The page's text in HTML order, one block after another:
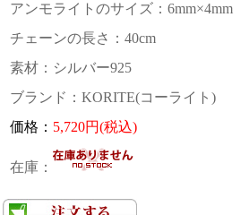
アンモライトのサイズ：6mm×4mm
チェーンの長さ：40cm
素材：シルバー925
ブランド：KORITE(コーライト)
価格： 5,720円(税込)
在庫：